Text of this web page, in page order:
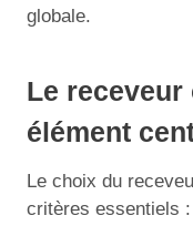
globale.
Le receveur
élément
Le choix du
critères essentiels :